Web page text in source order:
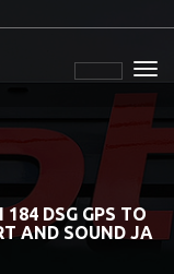
DSG GPS TO
AND SOUND JA